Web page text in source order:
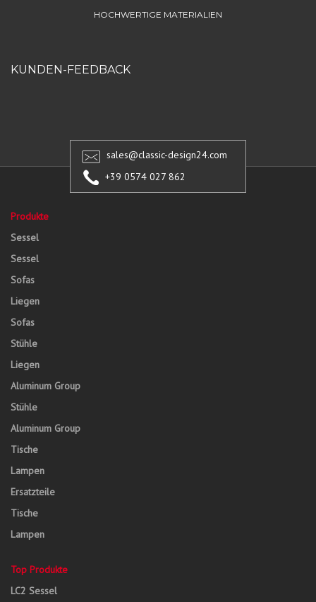
HOCHWERTIGE MATERIALIEN
KUNDEN-FEEDBACK
sales@classic-design24.com
+39 0574 027 862
Produkte
Sessel
Sessel
Sofas
Liegen
Sofas
Stühle
Liegen
Aluminum Group
Stühle
Aluminum Group
Tische
Lampen
Ersatzteile
Tische
Lampen
Top Produkte
LC2 Sessel